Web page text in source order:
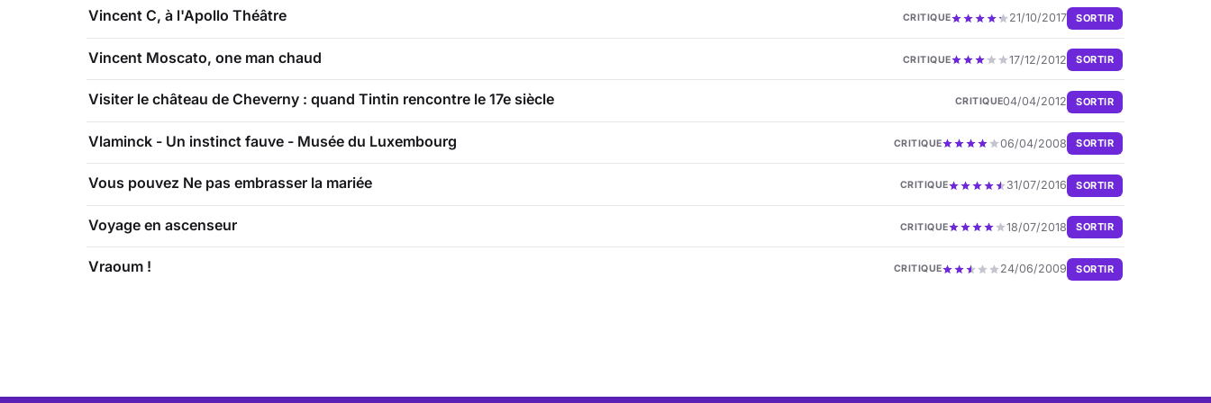
Vincent C, à l'Apollo Théâtre CRITIQUE 21/10/2017 SORTIR
Vincent Moscato, one man chaud CRITIQUE 17/12/2012 SORTIR
Visiter le château de Cheverny : quand Tintin rencontre le 17e siècle CRITIQUE04/04/2012 SORTIR
Vlaminck - Un instinct fauve - Musée du Luxembourg CRITIQUE 06/04/2008 SORTIR
Vous pouvez Ne pas embrasser la mariée CRITIQUE 31/07/2016 SORTIR
Voyage en ascenseur CRITIQUE 18/07/2018 SORTIR
Vraoum ! CRITIQUE 24/06/2009 SORTIR